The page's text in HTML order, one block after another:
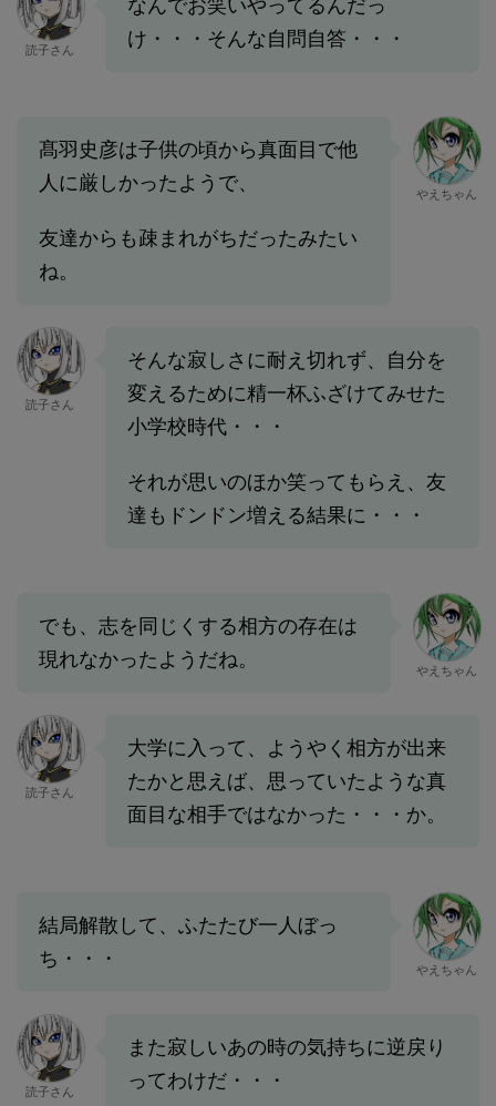
読子さん
なんでお笑いやってるんだっ
け・・・そんな自問自答・・・
髙羽史彦は子供の頃から真面目で他
人に厳しかったようで、
友達からも疎まれがちだったみたい
ね。
やえちゃん
読子さん
そんな寂しさに耐え切れず、自分を
変えるために精一杯ふざけてみせた
小学校時代・・・
それが思いのほか笑ってもらえ、友
達もドンドン増える結果に・・・
でも、志を同じくする相方の存在は
現れなかったようだね。
やえちゃん
読子さん
大学に入って、ようやく相方が出来
たかと思えば、思っていたような真
面目な相手ではなかった・・・か。
結局解散して、ふたたび一人ぼっ
ち・・・
やえちゃん
読子さん
また寂しいあの時の気持ちに逆戻り
ってわけだ・・・